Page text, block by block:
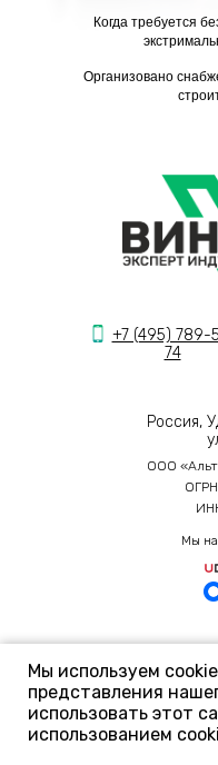
Мы используем
представления
использовать этот
использованием
Когда требуется
Организовано
+7 (495) 789-
74
ООО
Россия,
Мы
Произведено при